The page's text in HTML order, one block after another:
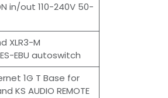
in/out 110-240V 50-
XLR3-M
EBU autoswitch
1G T Base for
KS AUDIO REMOTE